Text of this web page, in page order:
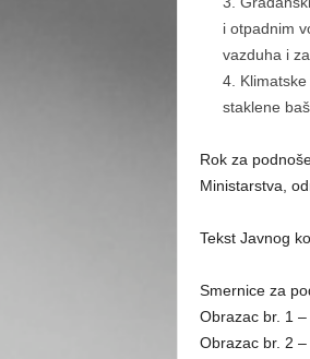
i otpadnim
vazduha i
staklene
Rok za
Ministarstva,
Tekst Javnog
Smernice za
Obrazac br. 1
Obrazac br. 2